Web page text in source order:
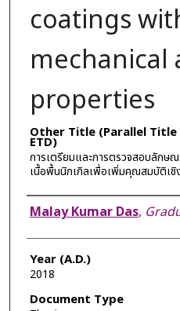
coatings
mechanical
properties
Other Title (Parallel
ETD)
การเตรียมและการตรวจสอบลักษ
เนื้อพื้นนิกเกิลเพื่อเพิ่มคุณสมบัติเชิ
Author
Malay Kumar Das,
Year (A.D.)
2018
Document Type